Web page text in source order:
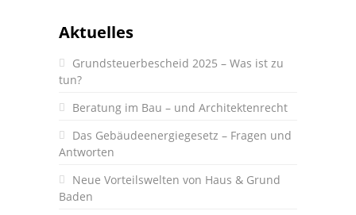
Aktuelles
Grundsteuerbescheid 2025 – Was ist zu
tun?
Beratung im Bau – und Architektenrecht
Das Gebäudeenergiegesetz – Fragen und
Antworten
Neue Vorteilswelten von Haus & Grund
Baden